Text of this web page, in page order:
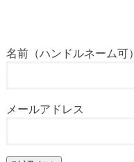
名前（ハンドルネーム可）
メールアドレス